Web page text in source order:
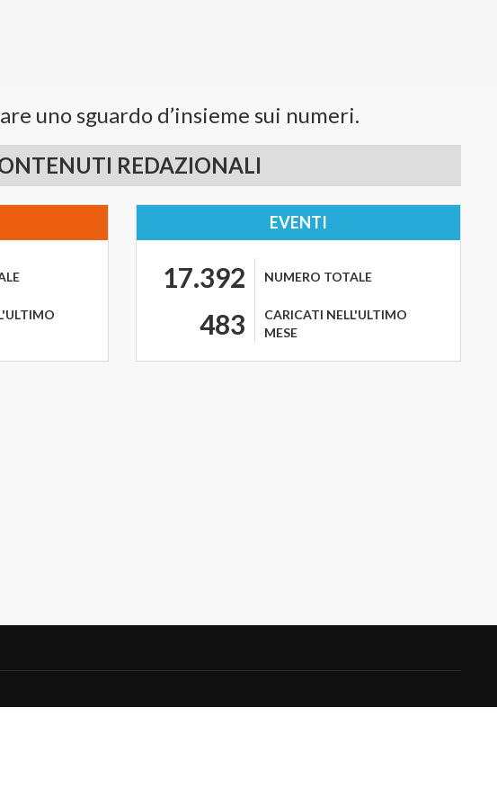
uno sguardo d’insieme sui numeri.
REDAZIONALI
EVENTI
17.392 NUMERO TOTALE
483
CARICATI NELL'ULTIMO
MESE